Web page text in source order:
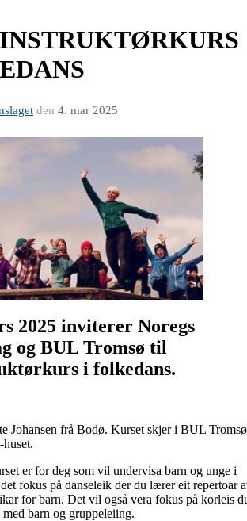
den 4. mar 2025
2025 inviterer Noregs
og BUL Tromsø til
i folkedans.
Johansen frå Bodø. Kurset skjer i BUL Tromsø
er for deg som vil undervisa barn og unge i
fokus på danseleik der du lærer eit repertoar
for barn. Det vil også vera fokus på korleis
barn og gruppeleiing.